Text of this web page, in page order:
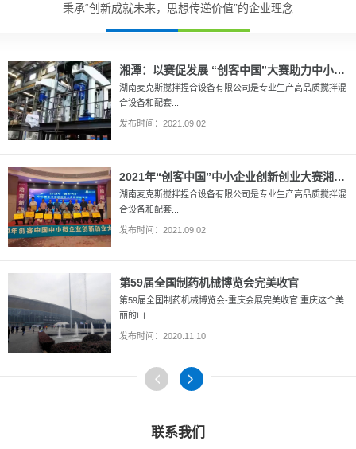
秉承“创新成就未来，思想传递价值”的企业理念
湘潭：以赛促发展 “创客中国”大赛助力中小企业迎来发展“春天”
湖南麦克斯搅拌捏合设备有限公司是专业生产高品质搅拌混
合设备和配套...
发布时间：2021.09.02
2021年“创客中国”中小企业创新创业大赛湘潭市一等奖
湖南麦克斯搅拌捏合设备有限公司是专业生产高品质搅拌混
合设备和配套...
发布时间：2021.09.02
第59届全国制药机械博览会完美收官
第59届全国制药机械博览会-重庆会展完美收官 重庆这个美
丽的山...
发布时间：2020.11.10
联系我们